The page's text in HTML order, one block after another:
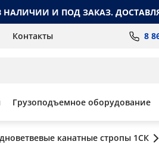
НАЛИЧИИ И ПОД ЗАКАЗ.
Контакты 8
Грузоподъемное оборудование
канатные стропы 1СК